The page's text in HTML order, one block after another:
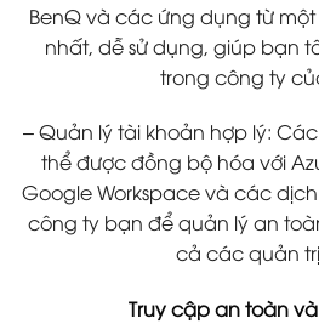
BenQ và các ứng dụng từ
nhất, dễ sử dụng, giúp bạn
trong công ty
– Quản lý tài khoản hợp lý:
thể được đồng bộ hóa với
Google Workspace và các
công ty bạn để quản lý an
cả các quản
Truy cập an toàn